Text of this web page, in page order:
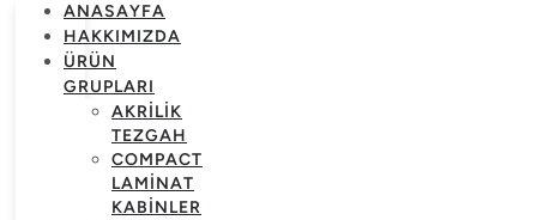
ANASAYFA
HAKKIMIZDA
ÜRÜN
GRUPLARI
AKRILIK
TEZGAH
COMPACT
LAMINAT
KABINLER